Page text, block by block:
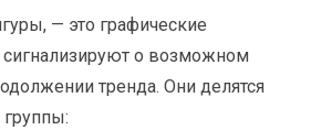
— это графические
о возможном
тренда. Они делятся